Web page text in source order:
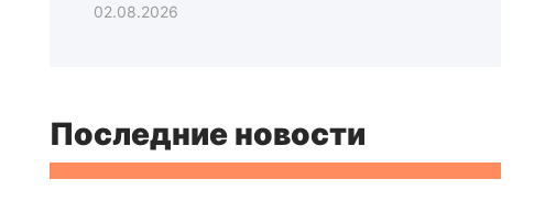
02.08.2026
Последние новости